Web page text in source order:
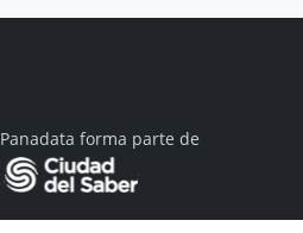
Panadata forma parte de